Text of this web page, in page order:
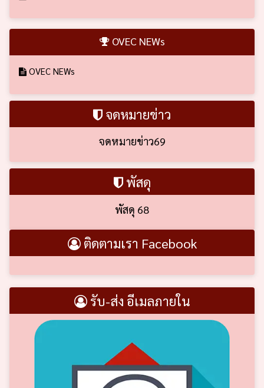
OVEC NEWs
OVEC NEWs
จดหมายข่าว
จดหมายข่าว69
พัสดุ
พัสดุ 68
ติดตามเรา Facebook
รับ-ส่ง อีเมลภายใน